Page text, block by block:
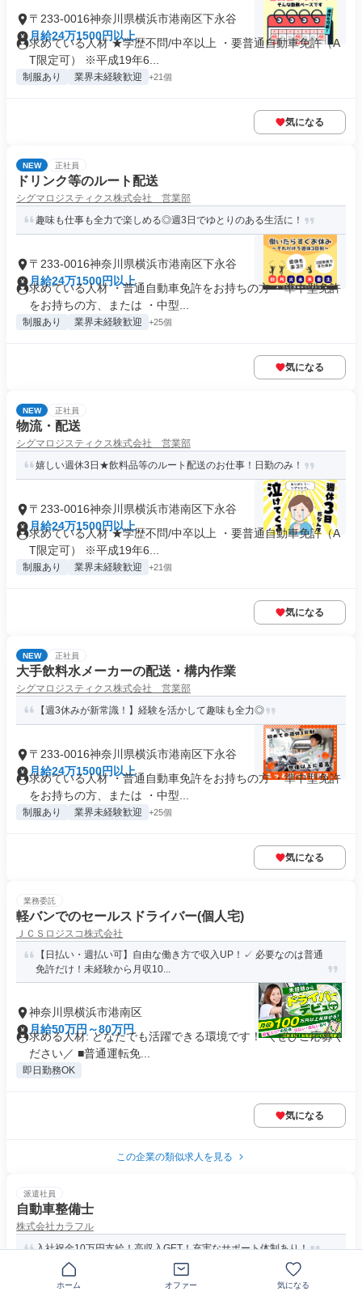
〒233-0016神奈川県横浜市港南区下永谷
月給24万1500円以上
求めている人材 ★学歴不問/中卒以上 ・要普通⾃動⾞免許（A
T限定可） ※平成19年6...
制服あり 業界未経験歓迎 +21個
気になる
NEW 正社員
ドリンク等のルート配送
シグマロジスティクス株式会社 営業部
趣味も仕事も全力で楽しめる◎週3日でゆとりのある生活に！
〒233-0016神奈川県横浜市港南区下永谷
月給24万1500円以上
求めている人材 ・普通⾃動⾞免許をお持ちの方 ・準中型免許
をお持ちの方、または ・中型...
制服あり 業界未経験歓迎 +25個
気になる
NEW 正社員
物流・配送
シグマロジスティクス株式会社 営業部
嬉しい週休3日★飲料品等のルート配送のお仕事！日勤のみ！
〒233-0016神奈川県横浜市港南区下永谷
月給24万1500円以上
求めている人材 ★学歴不問/中卒以上 ・要普通⾃動⾞免許（A
T限定可） ※平成19年6...
制服あり 業界未経験歓迎 +21個
気になる
NEW 正社員
大手飲料水メーカーの配送・構内作業
シグマロジスティクス株式会社 営業部
【週3休みが新常識！】経験を活かして趣味も全力◎
〒233-0016神奈川県横浜市港南区下永谷
月給24万1500円以上
求めている人材 ・普通⾃動⾞免許をお持ちの方 ・準中型免許
をお持ちの方、または ・中型...
制服あり 業界未経験歓迎 +25個
気になる
業務委託
軽バンでのセールスドライバー(個人宅)
ＪＣＳロジスコ株式会社
【日払い・週払い可】自由な働き方で収入UP！✓ 必要なのは普通
免許だけ！未経験から月収10...
神奈川県横浜市港南区
月給50万円～80万円
求める人材: どなたでも活躍できる環境です！ ＼ぜひご応募く
ださい／ ■普通運転免...
即日勤務OK
気になる
この企業の類似求人を見る
派遣社員
自動車整備士
株式会社カラフル
入社祝金10万円支給！高収入GET！充実なサポート体制あり！
〒234-0053神奈川県横浜市港南区日野中央
ホーム オファー 気になる